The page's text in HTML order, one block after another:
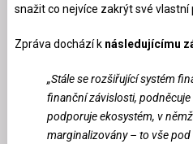
snažit co nejvíce zakrýt své vlastní
Zpráva dochází knásledujícímu
„Stále se rozšiřující systém
finanční závislosti,
podporuje ekosystém, v
marginalizovány – to vše